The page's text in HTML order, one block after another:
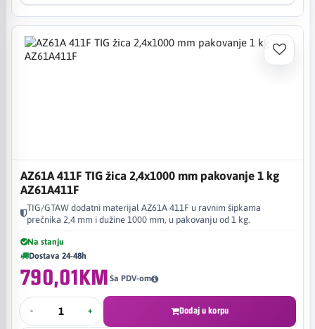
AZ61A 411F TIG žica 2,4x1000 mm pakovanje 1 kg
AZ61A411F
TIG/GTAW dodatni materijal AZ61A 411F u ravnim šipkama
prečnika 2,4 mm i dužine 1000 mm, u pakovanju od 1 kg.
Na stanju
Dostava 24-48h
790,01KM Sa PDV-om
- + Dodaj u korpu